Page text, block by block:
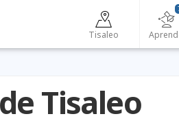
Tisaleo
Tisaleo